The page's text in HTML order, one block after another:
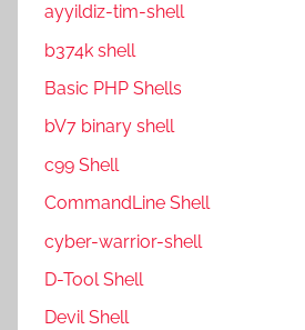
ayyildiz-tim-shell
b374k shell
Basic PHP Shells
bV7 binary shell
c99 Shell
CommandLine Shell
cyber-warrior-shell
D-Tool Shell
Devil Shell